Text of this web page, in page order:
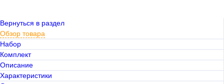
Вернуться в раздел
Обзор товара
Набор
Комплект
Описание
Характеристики